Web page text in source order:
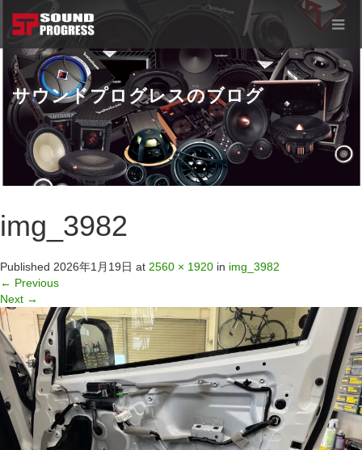
サウンドプログレスのブログ
img_3982
Published 2026年1月19日 at 2560 × 1920 in img_3982
← Previous
Next →